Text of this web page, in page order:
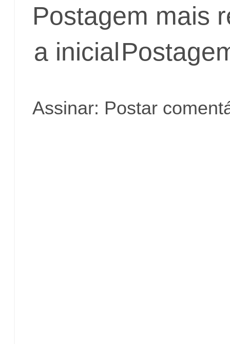
Postagem mais
a inicial
Assinar: Postar